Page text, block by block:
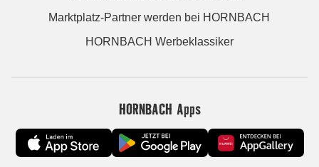
Marktplatz-Partner werden bei HORNBACH
HORNBACH Werbeklassiker
HORNBACH Apps